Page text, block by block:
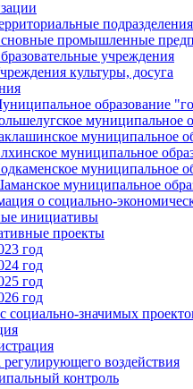
промышленные
учреждения
культуры, досуга
образование
муниципальное
муниципальное
муниципальное
муниципальное
муниципальное
о социально-
инициативы
проекты
год
год
год
год
социально-значимых
воздействия
контроль